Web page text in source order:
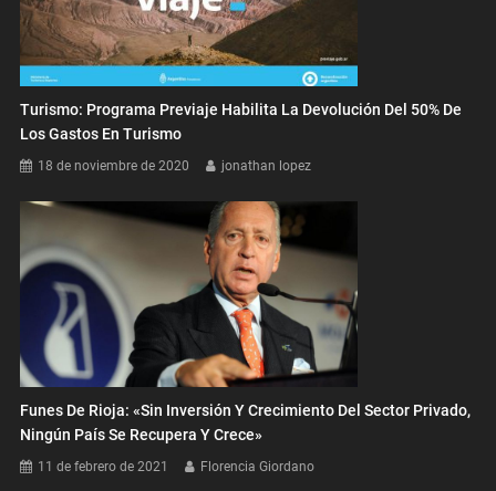
Turismo: Programa Previaje Habilita La Devolución Del 50% De
Los Gastos En Turismo
18 de noviembre de 2020 jonathan lopez
Funes De Rioja: «Sin Inversión Y Crecimiento Del Sector Privado,
Ningún País Se Recupera Y Crece»
11 de febrero de 2021 Florencia Giordano